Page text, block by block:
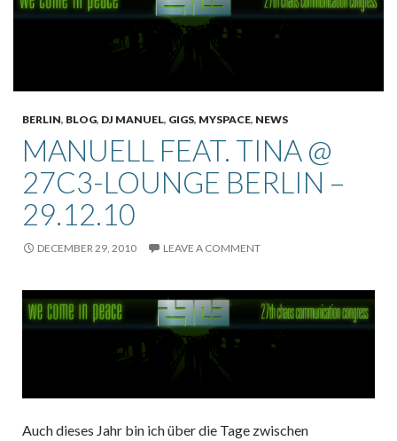
BERLIN, BLOG, DJ MANUEL, GIGS, MYSPACE, NEWS
MANUELL FEAT. TINA @
27C3-LOUNGE BERLIN –
29.12.10
DECEMBER 29, 2010 LEAVE A COMMENT
Auch dieses Jahr bin ich über die Tage zwischen